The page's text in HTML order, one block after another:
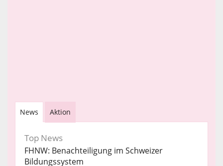
News Aktion
Top News
FHNW: Benachteiligung im Schweizer
Bildungssystem